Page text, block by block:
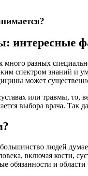
интересные
много разных
спектром знаний и
может
или травмы, то,
выбора врача.
людей
включая кости,
обязанности и области